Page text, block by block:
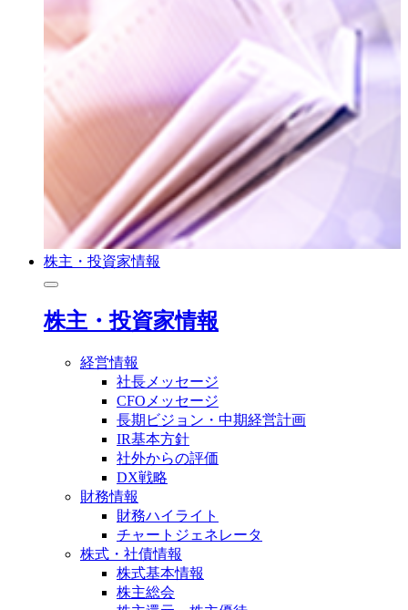
株主・投資家情報
株主・投資家情報
経営情報
社長メッセージ
CFOメッセージ
長期ビジョン・中期経営計画
IR基本方針
社外からの評価
DX戦略
財務情報
財務ハイライト
チャートジェネレータ
株式・社債情報
株式基本情報
株主総会